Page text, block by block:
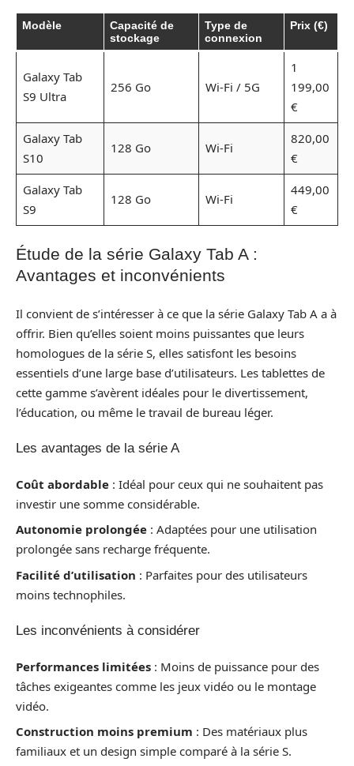
Modèle
Capacité de
stockage
Type de
connexion
Prix (€)
Galaxy Tab
S9 Ultra
256 Go Wi-Fi / 5G
1
199,00
€
Galaxy Tab
S10
128 Go Wi-Fi
820,00
€
Galaxy Tab
S9
128 Go Wi-Fi
449,00
€
Étude de la série Galaxy Tab A :
Avantages et inconvénients
Il convient de s’intéresser à ce que la série Galaxy Tab A a à
offrir. Bien qu’elles soient moins puissantes que leurs
homologues de la série S, elles satisfont les besoins
essentiels d’une large base d’utilisateurs. Les tablettes de
cette gamme s’avèrent idéales pour le divertissement,
l’éducation, ou même le travail de bureau léger.
Les avantages de la série A
Coût abordable : Idéal pour ceux qui ne souhaitent pas
investir une somme considérable.
Autonomie prolongée : Adaptées pour une utilisation
prolongée sans recharge fréquente.
Facilité d’utilisation : Parfaites pour des utilisateurs
moins technophiles.
Les inconvénients à considérer
Performances limitées : Moins de puissance pour des
tâches exigeantes comme les jeux vidéo ou le montage
vidéo.
Construction moins premium : Des matériaux plus
familiaux et un design simple comparé à la série S.